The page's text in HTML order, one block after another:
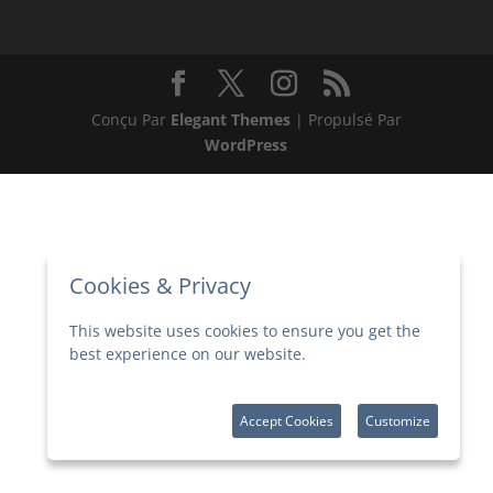
Conçu Par Elegant Themes| Propulsé Par
WordPress
Cookies & Privacy
This website uses cookies to ensure you get the
best experience on our website.
Accept Cookies Customize